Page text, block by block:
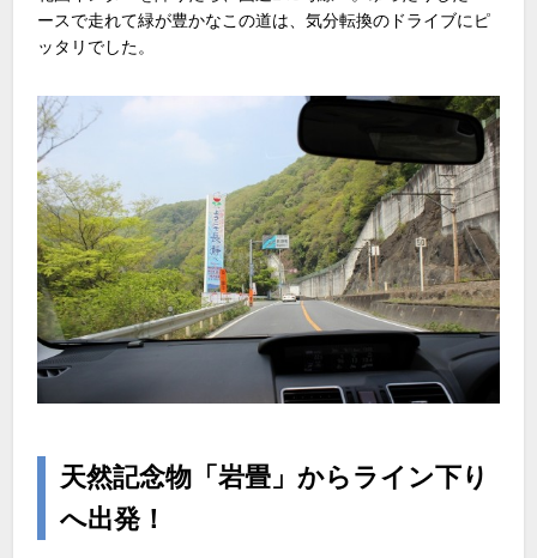
ースで走れて緑が豊かなこの道は、気分転換のドライブにピ
ッタリでした。
天然記念物「岩畳」からライン下り
へ出発！